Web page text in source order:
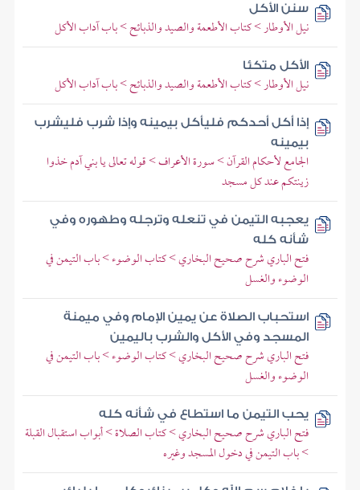
سنن الأكل
نيل الأوطار > كتاب الأطعمة والصيد والذبائح > باب آداب الأكل
الأكل متكئا
نيل الأوطار > كتاب الأطعمة والصيد والذبائح > باب آداب الأكل
إذا أكل أحدكم فليأكل بيمينه وإذا شرب فليشرب
بيمينه
الجامع لأحكام القرآن > سورة الأعراف > قوله تعالى يا بني آدم خذوا
زينتكم عند كل مسجد
يعجبه التيمن في تنعله وترجله وطهوره وفي
شأنه كله
فتح الباري شرح صحيح البخاري > كتاب الوضوء > باب التيمن في
الوضوء والغسل
استحباب الصلاة عن يمين الإمام وفي ميمنة
المسجد وفي الأكل والشرب باليمين
فتح الباري شرح صحيح البخاري > كتاب الوضوء > باب التيمن في
الوضوء والغسل
يحب التيمن ما استطاع في شأنه كله
فتح الباري شرح صحيح البخاري > كتاب الصلاة > أبواب استقبال القبلة
> باب التيمن في دخول المسجد وغيره